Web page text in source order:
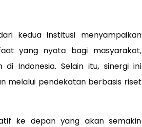
kedua institusi menyampaikan
yang nyata bagi masyarakat,
Indonesia. Selain itu, sinergi ini
melalui pendekatan berbasis riset
ke depan yang akan semakin